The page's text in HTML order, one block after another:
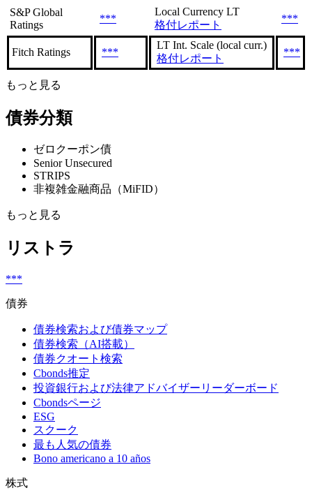
S&P Global
Ratings
***
Local Currency LT
格付レポート
***
Fitch Ratings ***
LT Int. Scale (local curr.)
格付レポート
***
もっと見る
債券分類
ゼロクーポン債
Senior Unsecured
STRIPS
非複雑金融商品（MiFID）
もっと見る
リストラ
***
債券
債券検索および債券マップ
債券検索（AI搭載）
債券クオート検索
Cbonds推定
投資銀行および法律アドバイザーリーダーボード
Cbondsページ
ESG
スクーク
最も人気の債券
Bono americano a 10 años
株式